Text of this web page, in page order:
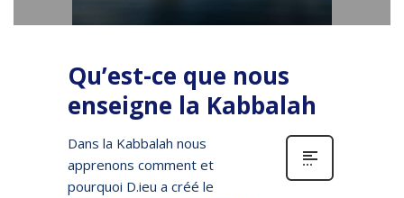
Qu’est-ce que nous
enseigne la Kabbalah
Dans la Kabbalah nous
apprenons comment et
pourquoi D.ieu a créé le